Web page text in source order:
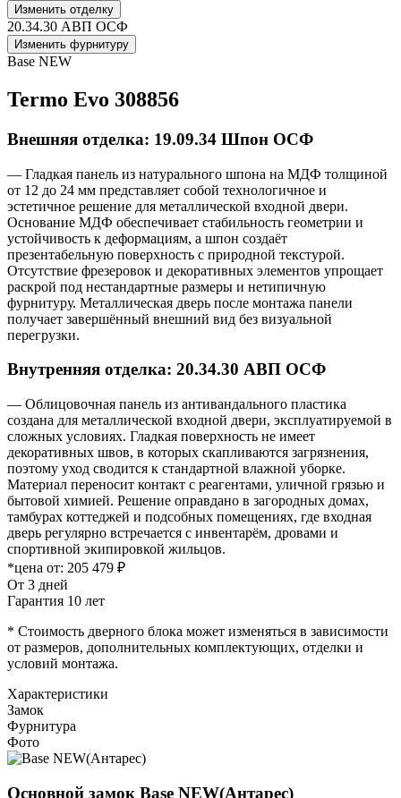
Изменить отделку
20.34.30 АВП ОСФ
Изменить фурнитуру
Base NEW
Termo Evo 308856
Внешняя отделка: 19.09.34 Шпон ОСФ
— Гладкая панель из натурального шпона на МДФ толщиной
от 12 до 24 мм представляет собой технологичное и
эстетичное решение для металлической входной двери.
Основание МДФ обеспечивает стабильность геометрии и
устойчивость к деформациям, а шпон создаёт
презентабельную поверхность с природной текстурой.
Отсутствие фрезеровок и декоративных элементов упрощает
раскрой под нестандартные размеры и нетипичную
фурнитуру. Металлическая дверь после монтажа панели
получает завершённый внешний вид без визуальной
перегрузки.
Внутренняя отделка: 20.34.30 АВП ОСФ
— Облицовочная панель из антивандального пластика
создана для металлической входной двери, эксплуатируемой в
сложных условиях. Гладкая поверхность не имеет
декоративных швов, в которых скапливаются загрязнения,
поэтому уход сводится к стандартной влажной уборке.
Материал переносит контакт с реагентами, уличной грязью и
бытовой химией. Решение оправдано в загородных домах,
тамбурах коттеджей и подсобных помещениях, где входная
дверь регулярно встречается с инвентарём, дровами и
спортивной экипировкой жильцов.
*цена от: 205 479 ₽
От 3 дней
Гарантия 10 лет
* Стоимость дверного блока может изменяться в зависимости
от размеров, дополнительных комплектующих, отделки и
условий монтажа.
Характеристики
Замок
Фурнитура
Фото
Основной замок Base NEW(Антарес)